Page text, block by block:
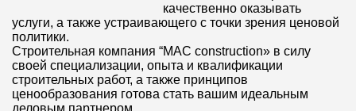
качественно оказывать
услуги, а также устраивающего с точки зрения ценовой
политики.
Строительная компания “MAC construction» в силу
своей специализации, опыта и квалификации
строительных работ, а также принципов
ценообразования готова стать вашим идеальным
деловым партнером.